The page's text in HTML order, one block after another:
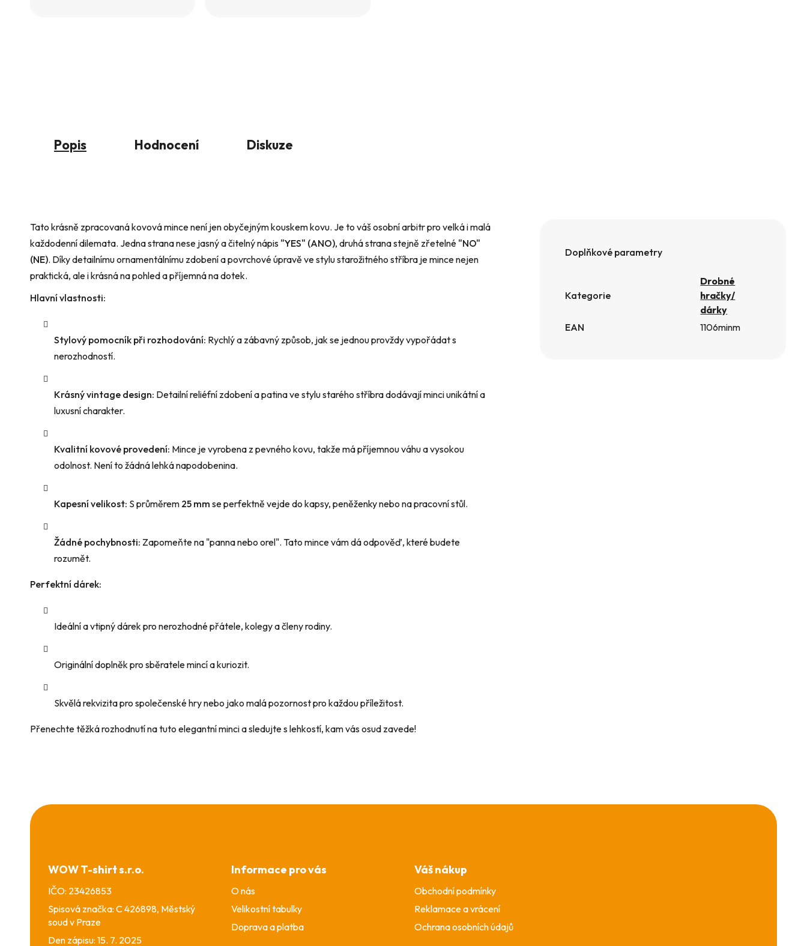
Popis Hodnocení Diskuze
Tato krásně zpracovaná kovová mince není jen obyčejným kouskem kovu. Je to váš osobní arbitr pro velká i malá
každodenní dilemata. Jedna strana nese jasný a čitelný nápis "YES" (ANO), druhá strana stejně zřetelné "NO"
(NE). Díky detailnímu ornamentálnímu zdobení a povrchové úpravě ve stylu starožitného stříbra je mince nejen
praktická, ale i krásná na pohled a příjemná na dotek.
Hlavní vlastnosti:
Stylový pomocník při rozhodování: Rychlý a zábavný způsob, jak se jednou provždy vypořádat s
nerozhodností.
Krásný vintage design: Detailní reliéfní zdobení a patina ve stylu starého stříbra dodávají minci unikátní a
luxusní charakter.
Kvalitní kovové provedení: Mince je vyrobena z pevného kovu, takže má příjemnou váhu a vysokou
odolnost. Není to žádná lehká napodobenina.
Kapesní velikost: S průměrem 25 mm se perfektně vejde do kapsy, peněženky nebo na pracovní stůl.
Žádné pochybnosti: Zapomeňte na "panna nebo orel". Tato mince vám dá odpověď, které budete
rozumět.
Perfektní dárek:
Ideální a vtipný dárek pro nerozhodné přátele, kolegy a členy rodiny.
Originální doplněk pro sběratele mincí a kuriozit.
Skvělá rekvizita pro společenské hry nebo jako malá pozornost pro každou příležitost.
Přenechte těžká rozhodnutí na tuto elegantní minci a sledujte s lehkostí, kam vás osud zavede!
Doplňkové parametry
Kategorie
Drobné
hračky/
dárky
EAN
1106minm
Z
WOW T-shirt s.r.o.
IČO: 23426853
Spisová značka: C 426898, Městský
soud v Praze
Den zápisu: 15. 7. 2025
Informace pro vás
O nás
Velikostní tabulky
Doprava a platba
Váš nákup
Obchodní podmínky
Reklamace a vrácení
Ochrana osobních údajů